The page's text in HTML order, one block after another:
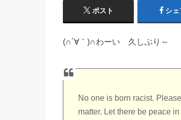
ポスト シェ
(∩´∀｀)∩わーい 久しぶり～
No one is born racist.
matter. Let there be peace